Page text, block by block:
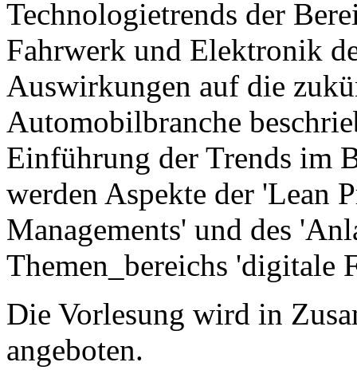
Technologietrends der
Fahrwerk und Elektronik
Auswirkungen auf die
Automobilbranche
Einführung der Trends im
werden Aspekte der 'Lean
Managements' und des
Themen_bereichs 'digitale
Die Vorlesung wird in
angeboten.